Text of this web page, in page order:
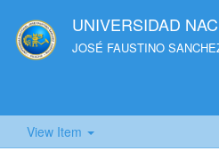
UNIVERSIDAD
JOSÉ FAUSTINO
View Item